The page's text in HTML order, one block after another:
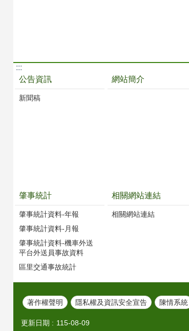
:::
公告資訊
新聞稿
網站簡介
肇事統計
肇事統計資料-年報
肇事統計資料-月報
肇事統計資料-機車外送
平台外送員事故資料
區里交通事故統計
相關網站連結
相關網站連結
著作權聲明 隱私權及資訊安全宣告 陳情系統
更新日期 115-08-09